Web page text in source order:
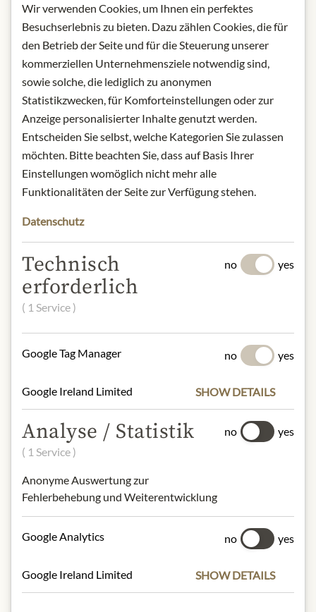
Wan Kwai offers a range of clean-
tasting, palm oil-free products for
simple and delicious Asian cuisine.
Origin: Germany
Storage: Keep cool, dry and protected
from light. Once opened keep
refrigerated.
Contact: Importhaus Wilms / Impuls
GmbH & Co. KG; Am Klingenweg 6A,
65396 Walluf, GER
abweichen kann.
oil, lemongrass, salt, galangal, shallots,
kaffir lime peel, coriander, cumin.
100 g contain on average:
Calories (Energy):
Fat:
- of which saturated fats: 0g
Protein:
Wir verwenden Cookies, um Ihnen ein perfektes
Besuchserlebnis zu bieten. Dazu zählen Cookies, die für
den Betrieb der Seite und für die Steuerung unserer
kommerziellen Unternehmensziele notwendig sind,
sowie solche, die lediglich zu anonymen
Statistikzwecken, für Komforteinstellungen oder zur
Anzeige personalisierter Inhalte genutzt werden.
Entscheiden Sie selbst, welche Kategorien Sie zulassen
möchten. Bitte beachten Sie, dass auf Basis Ihrer
Einstellungen womöglich nicht mehr alle
Funktionalitäten der Seite zur Verfügung stehen.
Datenschutz
Technisch
erforderlich
( 1 Service )
no yes
Google Tag Manager no yes
Google Ireland Limited SHOW DETAILS
Analyse / Statistik
( 1 Service )
Anonyme Auswertung zur
Fehlerbehebung und Weiterentwicklung
no yes
Google Analytics no yes
Google Ireland Limited SHOW DETAILS